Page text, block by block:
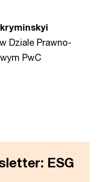
Dziale Prawno-
PwC
ESG